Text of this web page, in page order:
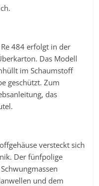
484 erfolgt in der
Das Modell
im Schaumstoff
geschützt. Zum
das
versteckt sich
Der fünfpolige
und dem